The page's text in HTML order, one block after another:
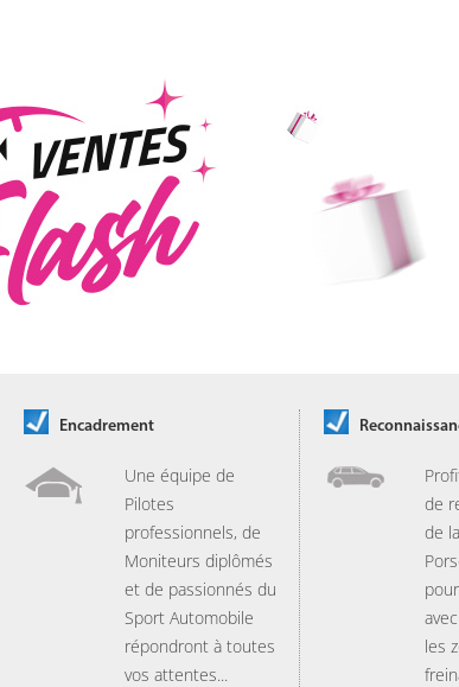
Encadrement
Une équipe de
Pilotes
professionnels, de
Moniteurs diplômés
et de passionnés du
Sport Automobile
répondront à toutes
vos attentes...
de
de
les